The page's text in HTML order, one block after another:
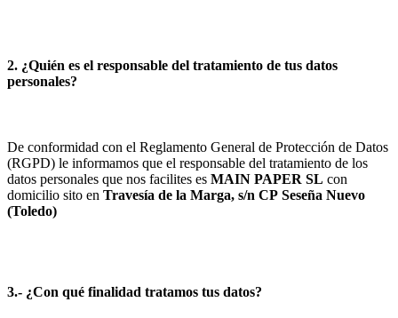
2. ¿Quién es el responsable del tratamiento de tus datos
personales?
De conformidad con el Reglamento General de Protección de Datos
(RGPD) le informamos que el responsable del tratamiento de los
datos personales que nos facilites es MAIN PAPER SL con
domicilio sito en Travesía de la Marga, s/n CP Seseña Nuevo
(Toledo)
3.- ¿Con qué finalidad tratamos tus datos?